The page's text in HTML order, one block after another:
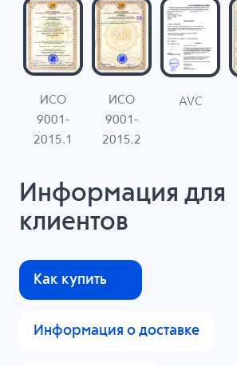
ИСО
9001-
2015.1
ИСО
9001-
2015.2
AVC
Информация для
клиентов
Как купить
Информация о доставке